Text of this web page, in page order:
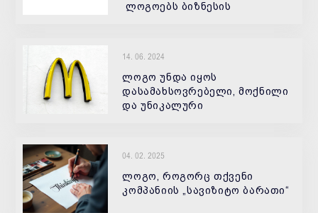
ლოგოებს ბიზნესის
14. 06. 2024
ლოგო უნდა იყოს
დასამახსოვრებელი, მოქნილი
და უნიკალური
04. 02. 2025
ლოგო, როგორც თქვენი
კომპანიის „სავიზიტო ბარათი“